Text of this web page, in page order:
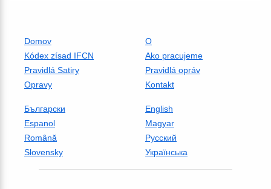
Domov
O
Kódex zísad IFCN
Ako pracujeme
Pravidlá Satiry
Pravidlá opráv
Opravy
Kontakt
Български
English
Espanol
Magyar
Română
Русский
Slovensky
Українська